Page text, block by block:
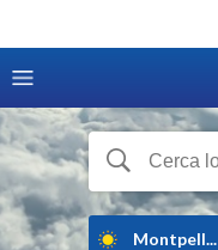
Montpell...